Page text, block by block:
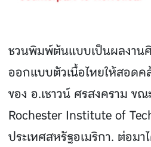
ชวนพิมพ์ต้นแบบเป็นผลงาน
ออกแบบตัวเนื้อไทยให้สอดค
ของ อ.เชาวน์ ศรสงคราม ข
Rochester Institute of
ประเทศสหรัฐอเมริกา. ต่อม